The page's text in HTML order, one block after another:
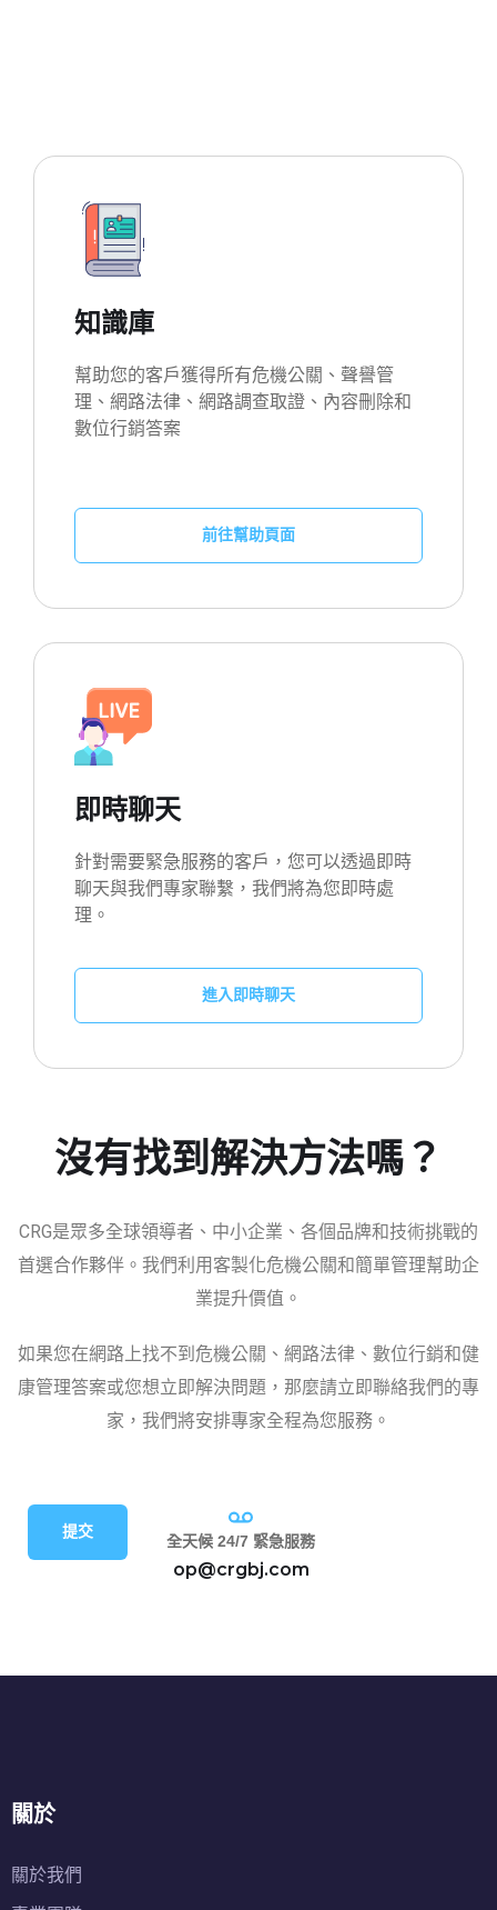
知識庫
幫助您的客戶獲得所有危機公關、聲譽管
理、網路法律、網路調查取證、內容刪除和
數位行銷答案
前往幫助頁面
即時聊天
針對需要緊急服務的客戶，您可以透過即時
聊天與我們專家聯繫，我們將為您即時處
理。
進入即時聊天
沒有找到解決方法嗎？
CRG是眾多全球領導者、中小企業、各個品牌和技術挑戰的
首選合作夥伴。我們利用客製化危機公關和簡單管理幫助企
業提升價值。
如果您在網路上找不到危機公關、網路法律、數位行銷和健
康管理答案或您想立即解決問題，那麼請立即聯絡我們的專
家，我們將安排專家全程為您服務。
提交 全天候 24/7 緊急服務
op@crgbj.com
關於
關於我們